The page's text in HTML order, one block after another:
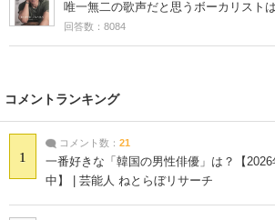
唯一無二の歌声だと思うボーカリスト
回答数：8084
コメントランキング
1
コメント数： 21
一番好きな「韓国の男性俳優」は？【
中】 | 芸能人 ねとらぼリサーチ